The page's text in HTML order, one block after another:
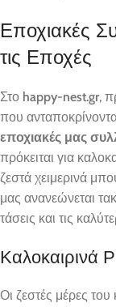
Εποχιακές
τις Εποχές
Στο happy-nest.gr,
που
εποχιακές μας
πρόκειται για
ζεστά χειμερινά
μας ανανεώνεται
τάσεις και τις
Καλοκαιρινά
Οι ζεστές μέρες του